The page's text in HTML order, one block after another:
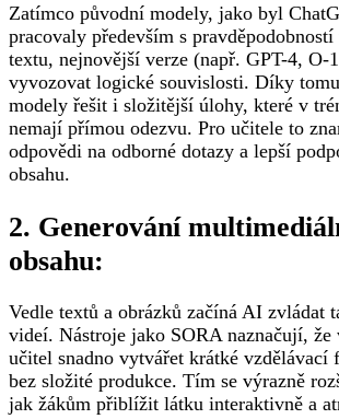
Zatímco původní modely, jako byl
pracovaly především s
textu, nejnovější verze (např. GPT-4, O-
vyvozovat logické souvislosti. Díky
modely řešit i složitější úlohy, které v
nemají přímou odezvu. Pro učitele to
odpovědi na odborné dotazy a lepší
obsahu.
2. Generování
obsahu:
Vedle textů a obrázků začíná AI zvládat
videí. Nástroje jako SORA naznačují, že
učitel snadno vytvářet krátké vzdělávací
bez složité produkce. Tím se výrazně
jak žákům přiblížit látku interaktivně a